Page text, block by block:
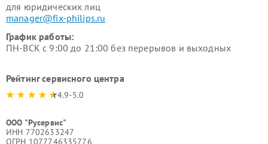
для юридических лиц
manager@fix-philips.ru
График работы:
ПН-ВСК с 9:00 до 21:00 без перерывов и выходных
Рейтинг сервисного центра
4.9-5.0
ООО "Русервис"
ИНН 7702633247
ОГРН 1077746335776